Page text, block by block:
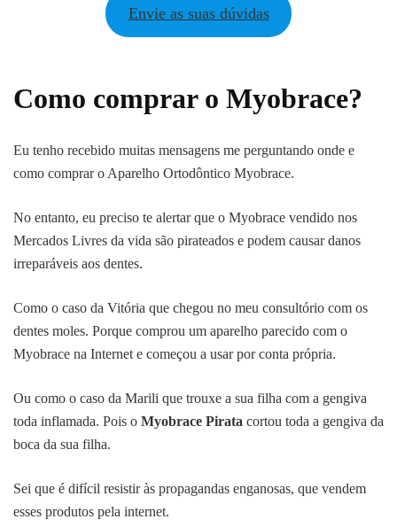
Envie as suas dúvidas
Como comprar o Myobrace?
Eu tenho recebido muitas mensagens me perguntando onde e
como comprar o Aparelho Ortodôntico Myobrace.
No entanto, eu preciso te alertar que o Myobrace vendido nos
Mercados Livres da vida são pirateados e podem causar danos
irreparáveis aos dentes.
Como o caso da Vitória que chegou no meu consultório com os
dentes moles. Porque comprou um aparelho parecido com o
Myobrace na Internet e começou a usar por conta própria.
Ou como o caso da Marili que trouxe a sua filha com a gengiva
toda inflamada. Pois o Myobrace Pirata cortou toda a gengiva da
boca da sua filha.
Sei que é difícil resistir às propagandas enganosas, que vendem
esses produtos pela internet.